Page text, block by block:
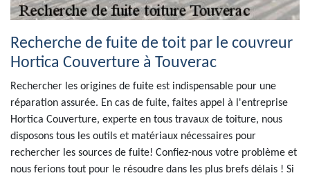
Recherche de fuite de toit par le couvreur
Hortica Couverture à Touverac
Rechercher les origines de fuite est indispensable pour une
réparation assurée. En cas de fuite, faites appel à l'entreprise
Hortica Couverture, experte en tous travaux de toiture, nous
disposons tous les outils et matériaux nécessaires pour
rechercher les sources de fuite! Confiez-nous votre problème et
nous ferions tout pour le résoudre dans les plus brefs délais ! Si